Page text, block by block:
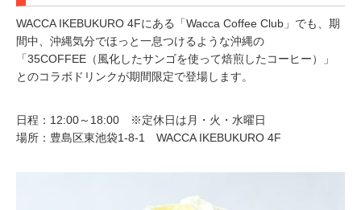
WACCA IKEBUKURO 4Fにある「Wacca Coffee Club」でも、期
間中、沖縄気分でほっと一息つけるような沖縄の
「35COFFEE（風化したサンゴを使って焙煎したコーヒー）」
とのコラボドリンクが期間限定で登場します。
日程：12:00～18:00 ※定休日は月・火・水曜日
場所：豊島区東池袋1-8-1 WACCA IKEBUKURO 4F